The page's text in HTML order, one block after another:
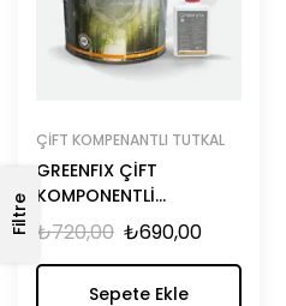
Filtre
ÇIFT KOMPENANTLI TUTKAL
GREENFIX ÇİFT
KOMPONENTLİ
POLİÜRETAN PARKE
YAPIŞTIRICISI GF-192-PY
(9+1)
₺720,00 ₺690,00
Sepete Ekle